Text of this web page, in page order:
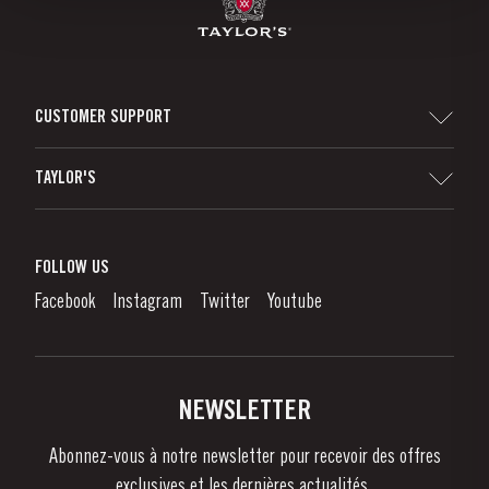
CUSTOMER SUPPORT
Denunciation Platform
Liens
TAYLOR'S
Qu'est-Ce Que Le Vin De Porto?
Déguster le Porto
Nouvelles
FOLLOW US
Facebook Instagram Twitter Youtube
NEWSLETTER
Abonnez-vous à notre newsletter pour recevoir des offres